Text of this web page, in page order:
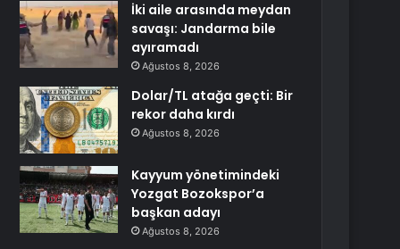
İki aile arasında meydan
savaşı: Jandarma bile
ayıramadı
Ağustos 8, 2026
Dolar/TL atağa geçti: Bir
rekor daha kırdı
Ağustos 8, 2026
Kayyum yönetimindeki
Yozgat Bozokspor’a
başkan adayı
Ağustos 8, 2026